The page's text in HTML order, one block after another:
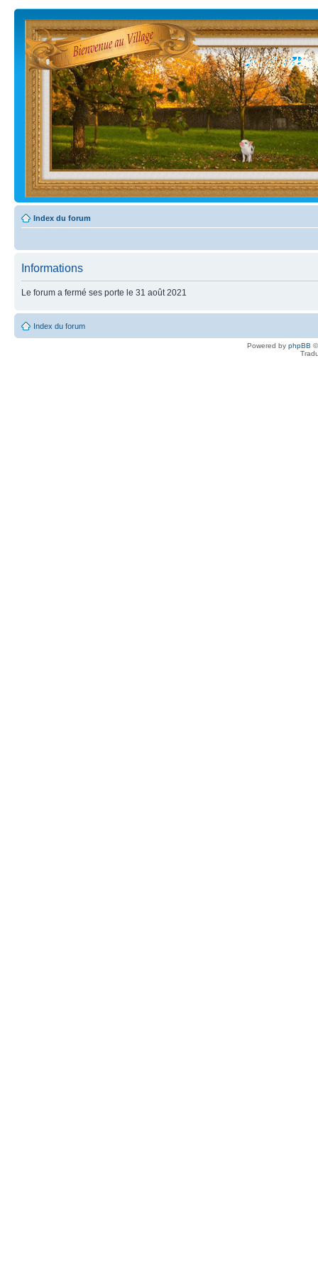
Index du forum
Informations
Le forum a fermé ses porte le 31 août 2021
Index du forum
Powered by phpBB